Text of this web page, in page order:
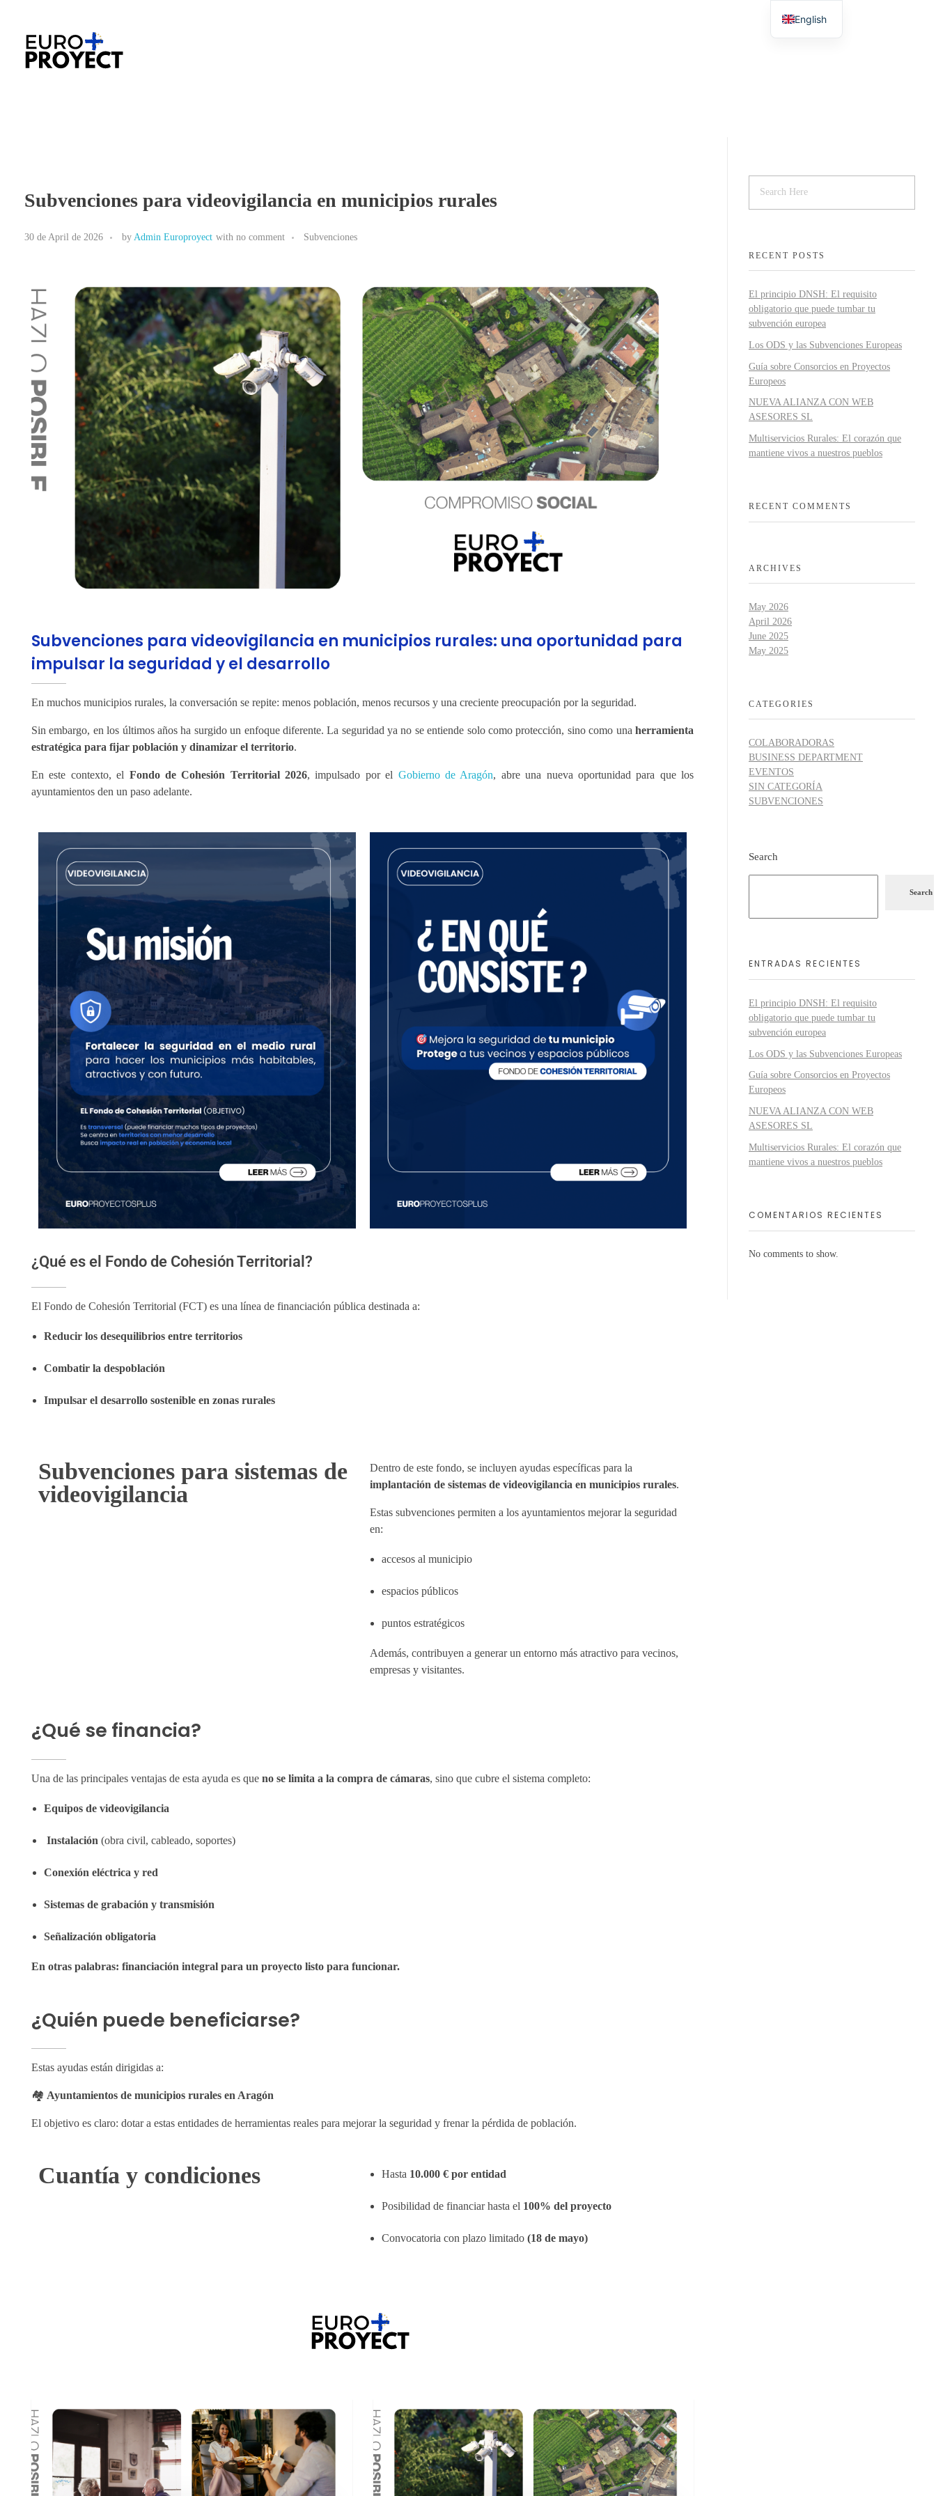
Subvenciones para videovigilancia en municipios rurales
30 de April de 2026 by Admin Europroyect with no comment Subvenciones
Subvenciones para videovigilancia en municipios rurales: una oportunidad para
impulsar la seguridad y el desarrollo
En muchos municipios rurales, la conversación se repite: menos población, menos recursos y una creciente preocupación por la seguridad.
Sin embargo, en los últimos años ha surgido un enfoque diferente. La seguridad ya no se entiende solo como protección, sino como una herramienta
estratégica para fijar población y dinamizar el territorio.
En este contexto, el Fondo de Cohesión Territorial 2026, impulsado por el Gobierno de Aragón, abre una nueva oportunidad para que los
ayuntamientos den un paso adelante.
¿Qué es el Fondo de Cohesión Territorial?
El Fondo de Cohesión Territorial (FCT) es una línea de financiación pública destinada a:
Reducir los desequilibrios entre territorios
Combatir la despoblación
Impulsar el desarrollo sostenible en zonas rurales
Subvenciones para sistemas de
videovigilancia
Dentro de este fondo, se incluyen ayudas específicas para la
implantación de sistemas de videovigilancia en municipios rurales.
Estas subvenciones permiten a los ayuntamientos mejorar la seguridad
en:
accesos al municipio
espacios públicos
puntos estratégicos
Además, contribuyen a generar un entorno más atractivo para vecinos,
empresas y visitantes.
¿Qué se financia?
Una de las principales ventajas de esta ayuda es que no se limita a la compra de cámaras, sino que cubre el sistema completo:
Equipos de videovigilancia
Instalación (obra civil, cableado, soportes)
Conexión eléctrica y red
Sistemas de grabación y transmisión
Señalización obligatoria
En otras palabras: financiación integral para un proyecto listo para funcionar.
¿Quién puede beneficiarse?
Estas ayudas están dirigidas a:
🏘 Ayuntamientos de municipios rurales en Aragón
El objetivo es claro: dotar a estas entidades de herramientas reales para mejorar la seguridad y frenar la pérdida de población.
Cuantía y condiciones Hasta 10.000 € por entidad
Posibilidad de financiar hasta el 100% del proyecto
Convocatoria con plazo limitado(18 de mayo)
RECENT POSTS
El principio DNSH: El requisito
obligatorio que puede tumbar tu
subvención europea
Los ODS y las Subvenciones Europeas
Guía sobre Consorcios en Proyectos
Europeos
NUEVA ALIANZA CON WEB
ASESORES SL
Multiservicios Rurales: El corazón que
mantiene vivos a nuestros pueblos
RECENT COMMENTS
ARCHIVES
May 2026
April 2026
June 2025
May 2025
CATEGORIES
COLABORADORAS
BUSINESS DEPARTMENT
EVENTOS
SIN CATEGORÍA
SUBVENCIONES
Search
Search
ENTRADAS RECIENTES
El principio DNSH: El requisito
obligatorio que puede tumbar tu
subvención europea
Los ODS y las Subvenciones Europeas
Guía sobre Consorcios en Proyectos
Europeos
NUEVA ALIANZA CON WEB
ASESORES SL
Multiservicios Rurales: El corazón que
mantiene vivos a nuestros pueblos
COMENTARIOS RECIENTES
No comments to show.
English